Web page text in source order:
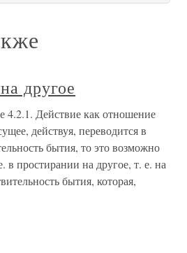
другое
4.2.1. Действие как отношение
действуя, переводится в
бытия, то это возможно
простирании на другое, т. е. на
бытия, которая,